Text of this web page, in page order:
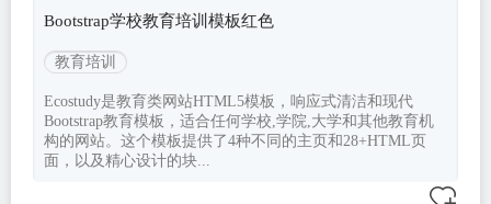
Bootstrap学校教育培训模板红色
教育培训
Ecostudy是教育类网站HTML5模板，响应式清洁和现代
Bootstrap教育模板，适合任何学校,学院,大学和其他教育机
构的网站。这个模板提供了4种不同的主页和28+HTML页
面，以及精心设计的块...